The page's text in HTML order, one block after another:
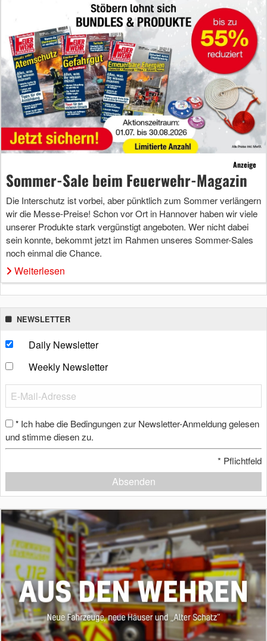
Anzeige
Sommer-Sale beim Feuerwehr-Magazin
Die Interschutz ist vorbei, aber pünktlich zum Sommer verlängern
wir die Messe-Preise! Schon vor Ort in Hannover haben wir viele
unserer Produkte stark vergünstigt angeboten. Wer nicht dabei
sein konnte, bekommt jetzt im Rahmen unseres Sommer-Sales
noch einmal die Chance.
Weiterlesen
NEWSLETTER
Daily Newsletter
Weekly Newsletter
* Ich habe die Bedingungen zur Newsletter-Anmeldung gelesen
und stimme diesen zu.
* Pflichtfeld
Absenden